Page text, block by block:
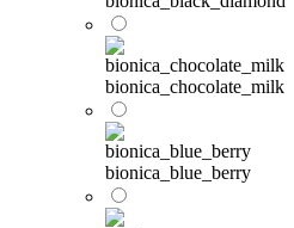
bionica_chocolate_milk
bionica_blue_berry